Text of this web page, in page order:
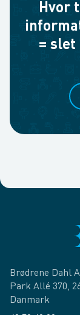
Hvor
= slet
Brødrene Dahl
Park Allé 370,
Danmark